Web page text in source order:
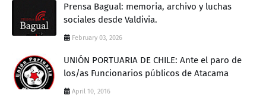
Prensa Bagual: memoria, archivo y luchas
sociales desde Valdivia.
February 03, 2026
UNIÓN PORTUARIA DE CHILE: Ante el paro de
los/as Funcionarios públicos de Atacama
April 10, 2016